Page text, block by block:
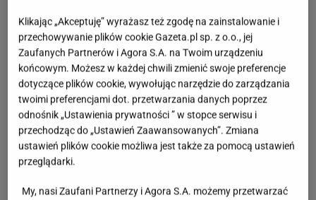
Klikając „Akceptuję” wyrażasz też zgodę na zainstalowanie i
przechowywanie plików cookie Gazeta.pl sp. z o.o., jej
Zaufanych Partnerów i Agora S.A. na Twoim urządzeniu
końcowym. Możesz w każdej chwili zmienić swoje preferencje
dotyczące plików cookie, wywołując narzędzie do zarządzania
twoimi preferencjami dot. przetwarzania danych poprzez
odnośnik „Ustawienia prywatności ” w stopce serwisu i
przechodząc do „Ustawień Zaawansowanych”. Zmiana
ustawień plików cookie możliwa jest także za pomocą ustawień
przeglądarki.
My, nasi Zaufani Partnerzy i Agora S.A. możemy przetwarzać